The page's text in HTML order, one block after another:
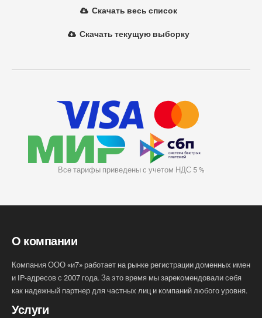
Скачать весь список
Скачать текущую выборку
Все тарифы приведены с учетом НДС 5 %
О компании
Компания ООО «и7» работает на рынке регистрации доменных имен
и IP-адресов с 2007 года. За это время мы зарекомендовали себя
как надежный партнер для частных лиц и компаний любого уровня.
Услуги